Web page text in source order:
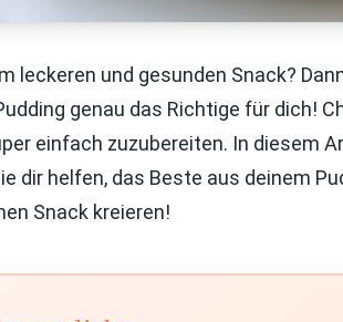
leckeren und gesunden Snack?
genau das Richtige für dich!
einfach zuzubereiten. In diesem
dir helfen, das Beste aus deinem
Snack kreieren!